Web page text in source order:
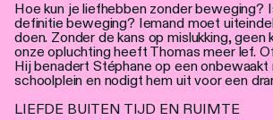
Hoe kun je liefhebben zonder beweging?
definitie beweging? Iemand moet
doen. Zonder de kans op mislukking, geen
onze opluchting heeft Thomas meer lef.
Hij benadert Stéphane op een
schoolplein en nodigt hem uit voor een
LIEFDE BUITEN TIJD EN RUIMTE